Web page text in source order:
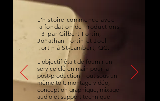
L'histoire commence avec
la fondation de Productions
F3 par Gilbert Fortin,
Jonathan Fortin et Joel
Fortin à St-Lambert, QC.
L'objectif était de fournir un
service clé en main pour la
post-production. Tout sous un
même toit: montage vidéo,
conception graphique, mixage
audio et support technique.